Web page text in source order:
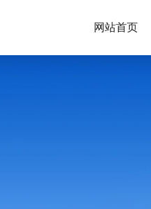
网站首页